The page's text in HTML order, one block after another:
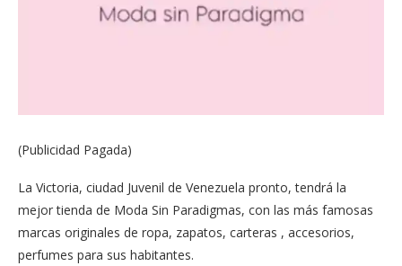
(Publicidad Pagada)
La Victoria, ciudad Juvenil de Venezuela pronto, tendrá la
mejor tienda de Moda Sin Paradigmas, con las más famosas
marcas originales de ropa, zapatos, carteras , accesorios,
perfumes para sus habitantes.